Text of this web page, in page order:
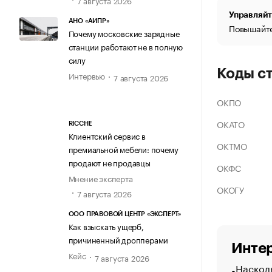
АНО «АИПР»
Почему московские зарядные
станции работают не в полную
силу
Интервью
7 августа 2026
RICCHE
Клиентский сервис в
премиальной мебели: почему
продают не продавцы
Мнение эксперта
7 августа 2026
ООО ПРАВОВОЙ ЦЕНТР «ЭКСПЕРТ»
Как взыскать ущерб,
причиненный дропперами
Кейс
7 августа 2026
Коды
ОКПО
ОКАТО
ОКТМО
ОКФС
ОКОГУ